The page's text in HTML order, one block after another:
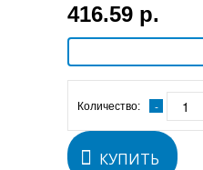
416.59 р.
Количество:
КУПИТЬ